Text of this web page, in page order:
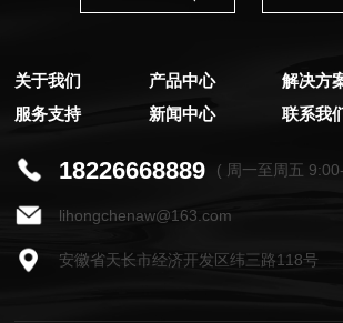
关于我们 产品中心
解决方
服务支持
新闻中心 联系我
18226668889 ( 周一至周五
lihongchenaw@163.com
安徽省天长市经济开发区纬三路118号